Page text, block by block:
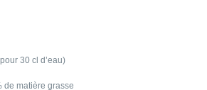
30 cl d’eau)
de matière grasse